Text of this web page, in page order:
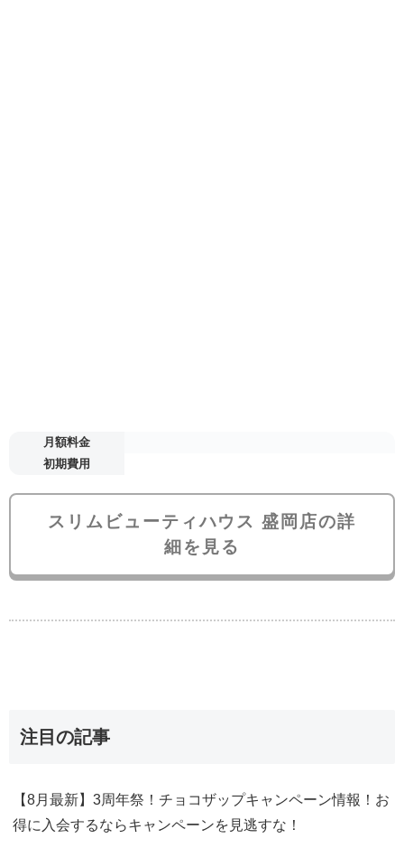
月額料金
初期費用
スリムビューティハウス 盛岡店の詳
細を見る
注目の記事
【8月最新】3周年祭！チョコザップキャンペーン情報！お
得に入会するならキャンペーンを見逃すな！